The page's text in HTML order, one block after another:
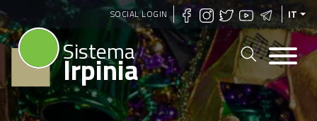
Salta
contenuto
principale
SOCIAL LOGIN IT
Sistema
Irpinia